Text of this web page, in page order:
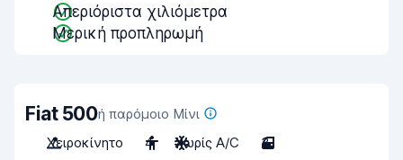
Απεριόριστα χιλιόμετρα
Μερική προπληρωμή
Fiat 500ή παρόμοιο Μίνι
Χειροκίνητο
4 Χωρίς A/C 3